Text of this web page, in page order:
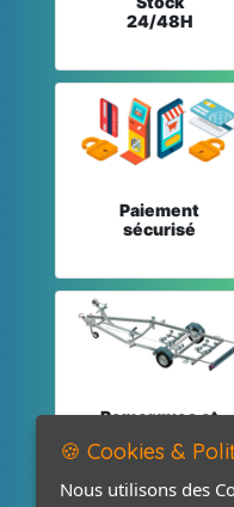
24/48H
Paiement
sécurisé
Remorques et
🍪 Cookies &
Nous utilisons des